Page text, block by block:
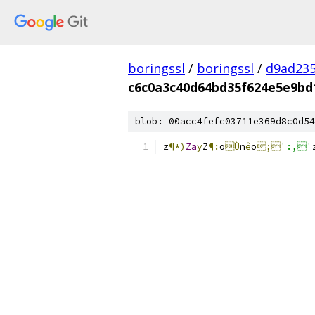
boringssl / boringssl /
blob:
z¶*) ZaÿZ¶:oÙnêo;':,'